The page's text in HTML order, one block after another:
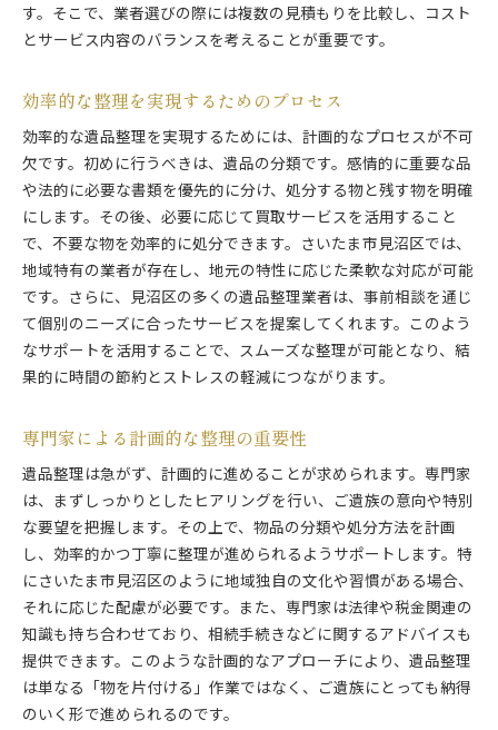
す。そこで、業者選びの際には複数の見積もりを比較し、コスト
とサービス内容のバランスを考えることが重要です。
効率的な整理を実現するためのプロセス
効率的な遺品整理を実現するためには、計画的なプロセスが不可
欠です。初めに行うべきは、遺品の分類です。感情的に重要な品
や法的に必要な書類を優先的に分け、処分する物と残す物を明確
にします。その後、必要に応じて買取サービスを活用すること
で、不要な物を効率的に処分できます。さいたま市見沼区では、
地域特有の業者が存在し、地元の特性に応じた柔軟な対応が可能
です。さらに、見沼区の多くの遺品整理業者は、事前相談を通じ
て個別のニーズに合ったサービスを提案してくれます。このよう
なサポートを活用することで、スムーズな整理が可能となり、結
果的に時間の節約とストレスの軽減につながります。
専門家による計画的な整理の重要性
遺品整理は急がず、計画的に進めることが求められます。専門家
は、まずしっかりとしたヒアリングを行い、ご遺族の意向や特別
な要望を把握します。その上で、物品の分類や処分方法を計画
し、効率的かつ丁寧に整理が進められるようサポートします。特
にさいたま市見沼区のように地域独自の文化や習慣がある場合、
それに応じた配慮が必要です。また、専門家は法律や税金関連の
知識も持ち合わせており、相続手続きなどに関するアドバイスも
提供できます。このような計画的なアプローチにより、遺品整理
は単なる「物を片付ける」作業ではなく、ご遺族にとっても納得
のいく形で進められるのです。